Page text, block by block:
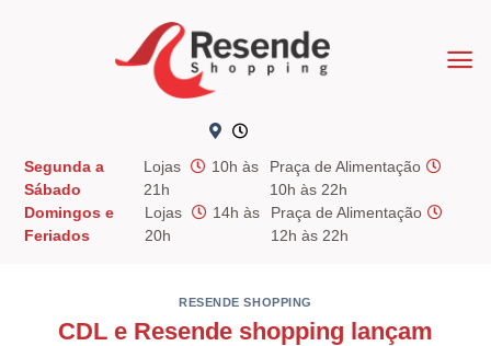
Segunda a
Sábado
Lojas
10h às
21h
Praça de Alimentação
10h às 22h
Domingos e
Feriados
Lojas
14h às
20h
Praça de Alimentação
12h às 22h
RESENDE SHOPPING
CDL e Resende shopping lançam